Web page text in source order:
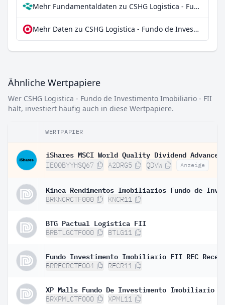
Mehr Fundamentaldaten zu CSHG Logistica - Fundo de Investimento Imobiliario - FII bei Parqet
Mehr Daten zu CSHG Logistica - Fundo de Investimento Imobiliario - FII bei extraETF
Ähnliche Wertpapiere
Wer CSHG Logistica - Fundo de Investimento Imobiliario - FII
hält, investiert häufig auch in diese Wertpapiere.
WERTPAPIER
IE00BYYHSQ67 A2DRG5 QDVW Anzeige
BRKNCRCTF000 KNCR11
BTG Pactual Logistica FII
BRBTLGCTF000 BTLG11
BRRECRCTF004 RECR11
XP Malls Fundo De Investimento Imobiliario
BRXPMLCTF000 XPML11